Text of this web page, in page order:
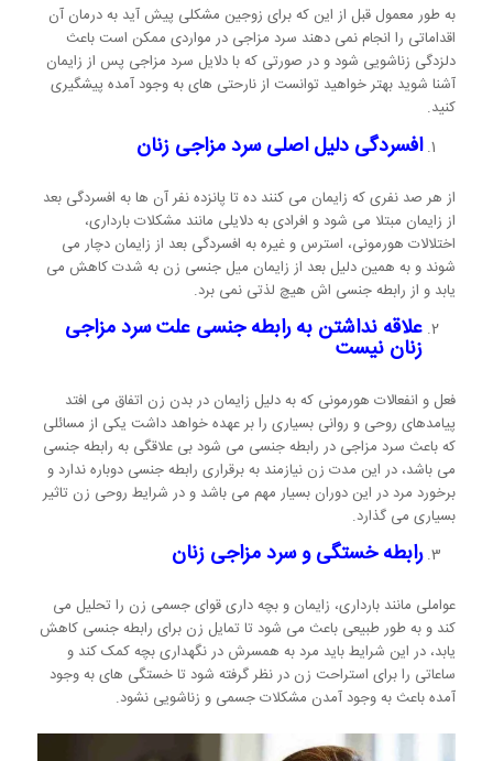
به طور معمول قبل از این که برای زوجین مشکلی پیش آید به درمان آن
اقداماتی را انجام نمی دهند سرد مزاجی در مواردی ممکن است باعث
دلزدگی زناشویی شود و در صورتی که با دلایل سرد مزاجی پس از زایمان
آشنا شوید بهتر خواهید توانست از نارحتی های به وجود آمده پیشگیری
کنید.
افسردگی دلیل اصلی سرد مزاجی زنان
از هر صد نفری که زایمان می کنند ده تا پانزده نفر آن ها به افسردگی بعد
از زایمان مبتلا می شود و افرادی به دلایلی مانند مشکلات بارداری،
اختلالات هورمونی، استرس و غیره به افسردگی بعد از زایمان دچار می
شوند و به همین دلیل بعد از زایمان میل جنسی زن به شدت کاهش می
یابد و از رابطه جنسی اش هیچ لذتی نمی برد.
علاقه نداشتن به رابطه جنسی علت سرد مزاجی
زنان نیست
فعل و انفعالات هورمونی که به دلیل زایمان در بدن زن اتفاق می افتد
پیامدهای روحی و روانی بسیاری را بر عهده خواهد داشت یکی از مسائلی
که باعث سرد مزاجی در رابطه جنسی می شود بی علاقگی به رابطه جنسی
می باشد، در این مدت زن نیازمند به برقراری رابطه جنسی دوباره ندارد و
برخورد مرد در این دوران بسیار مهم می باشد و در شرایط روحی زن تاثیر
بسیاری می گذارد.
رابطه خستگی و سرد مزاجی زنان
عواملی مانند بارداری، زایمان و بچه داری قوای جسمی زن را تحلیل می
کند و به طور طبیعی باعث می شود تا تمایل زن برای رابطه جنسی کاهش
یابد، در این شرایط باید مرد به همسرش در نگهداری بچه کمک کند و
ساعاتی را برای استراحت زن در نظر گرفته شود تا خستگی های به وجود
آمده باعث به وجود آمدن مشکلات جسمی و زناشویی نشود.